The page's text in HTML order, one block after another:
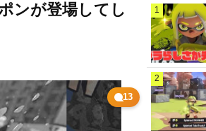
ンが登場してし
13
1
2